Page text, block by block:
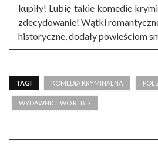
kupiły! Lubię takie komedie
zdecydowanie! Wątki
historyczne, dodały powieściom
TAGI KOMEDIA KRYMINALNA
WYDAWNICTWO REBIS